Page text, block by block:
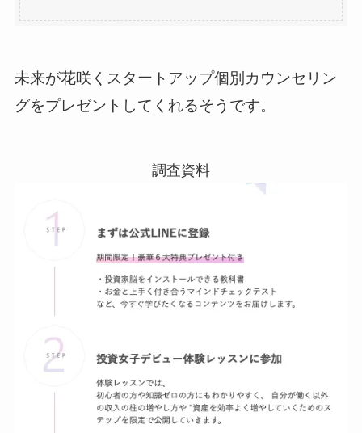
未来が花咲くスタートアップ個別カウンセリン
グをプレゼントしてくれるそうです。